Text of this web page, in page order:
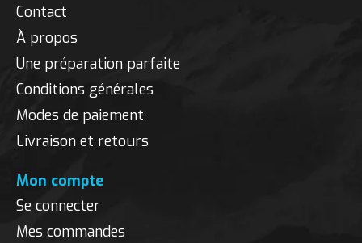
Contact
À propos
Une préparation parfaite
Conditions générales
Modes de paiement
Livraison et retours
Mon compte
Se connecter
Mes commandes